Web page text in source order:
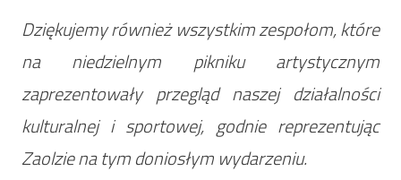
Dziękujemy również wszystkim zespołom, które
na niedzielnym pikniku artystycznym
zaprezentowały przegląd naszej działalności
kulturalnej i sportowej, godnie reprezentując
Zaolzie na tym doniosłym wydarzeniu.